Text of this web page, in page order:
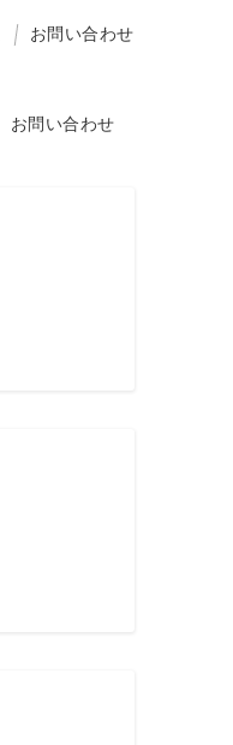
お問い合わせ
お問い合わせ